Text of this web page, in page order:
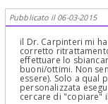
riassorbimento
dente. Le consiglio,
regola d'arte ed
quarzo; ciò
dente che, se
oppure con una
troppo le idee le
Pubblicato il 06-03-2015
il Dr. Carpinteri mi
corretto
effettuare lo
buoni/ottimi. Non
essere). Solo a qual
personalizzata
cercare di "copiare"